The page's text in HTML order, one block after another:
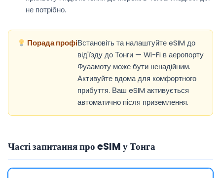
не потрібно.
Порада профіВстановіть та налаштуйте eSIM до
від'їзду до Тонги — Wi-Fi в аеропорту
Фуаамоту може бути ненадійним.
Активуйте вдома для комфортного
прибуття. Ваш eSIM активується
автоматично після приземлення.
Часті запитання про eSIM у Тонга